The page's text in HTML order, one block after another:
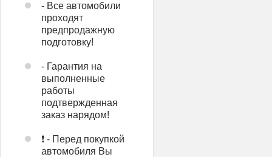
- Все автомобили
проходят
предпродажную
подготовку!
- Гарантия на
выполненные
работы
подтвержденная
заказ нарядом!
❗ - Перед покупкой
автомобиля Вы